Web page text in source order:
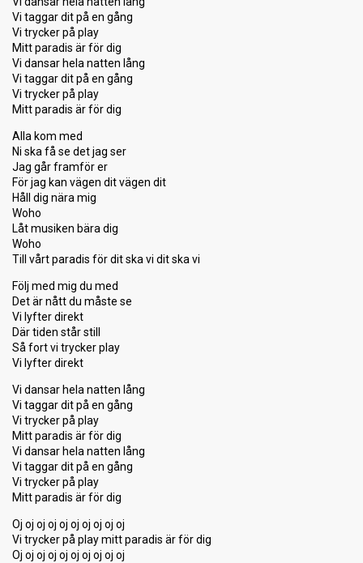
Vi taggar dit på en gång
Vi trycker på play
Mitt paradis är för dig
Vi dansar hela natten lång
Vi taggar dit på en gång
Vi trycker på play
Mitt paradis är för dig
Alla kom med
Ni ska få se det jag ser
Jag går framför er
För jag kan vägen dit vägen dit
Håll dig nära mig
Woho
Låt musiken bära dig
Woho
Till vårt paradis för dit ska vi dit ska vi
Följ med mig du med
Det är nått du måste se
Vi lyfter direkt
Där tiden står still
Så fort vi trycker play
Vi lyfter direkt
Vi dansar hela natten lång
Vi taggar dit på en gång
Vi trycker på play
Mitt paradis är för dig
Vi dansar hela natten lång
Vi taggar dit på en gång
Vi trycker på play
Mitt paradis är för dig
Oj oj oj oj oj oj oj oj oj oj
Vi trycker på play mitt paradis är för dig
Oj oj oj oj oj oj oj oj oj oj